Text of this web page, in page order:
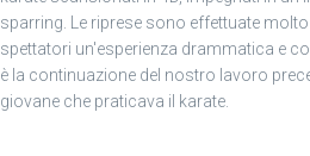
sparring. Le riprese sono effettuate
spettatori un'esperienza drammatica e
è la continuazione del nostro lavoro
giovane che praticava il karate.